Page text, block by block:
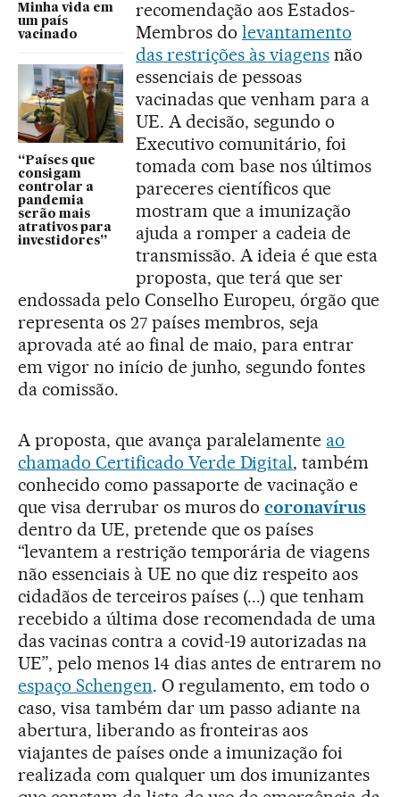
Minha vida em
um país
vacinado
“Países que
consigam
controlar a
pandemia
serão mais
atrativos para
investidores”
recomendação aos Estados-
Membros do levantamento
das restrições às viagensnão
essenciais de pessoas
vacinadas que venham para a
UE. A decisão, segundo o
Executivo comunitário, foi
tomada com base nos últimos
pareceres científicos que
mostram que a imunização
ajuda a romper a cadeia de
transmissão. A ideia é que esta
proposta, que terá que ser
endossada pelo Conselho Europeu, órgão que
representa os 27 países membros, seja
aprovada até ao final de maio, para entrar
em vigor no início de junho, segundo fontes
da comissão.
A proposta, que avança paralelamente ao
chamado Certificado Verde Digital, também
conhecido como passaporte de vacinação e
que visa derrubar os muros docoronavírus
dentro da UE, pretende que os países
“levantem a restrição temporária de viagens
não essenciais à UE no que diz respeito aos
cidadãos de terceiros países (...) que tenham
recebido a última dose recomendada de uma
das vacinas contra a covid-19 autorizadas na
UE”, pelo menos 14 dias antes de entrarem no
espaço Schengen. O regulamento, em todo o
caso, visa também dar um passo adiante na
abertura, liberando as fronteiras aos
viajantes de países onde a imunização foi
realizada com qualquer um dos imunizantes